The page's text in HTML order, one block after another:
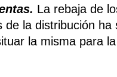
La rebaja de
de la distribución
la misma para